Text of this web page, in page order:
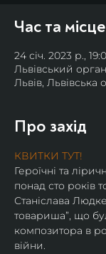
Час та місце
24 січ. 2023 р.,
Львівський
Львів, Львівська
Про захід
КВИТКИ ТУТ!
Героїчні та
понад сто років
Станіслава
товариша”, що
композитора в
війни.